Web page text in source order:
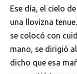
Ese día, el cielo
una llovizna
se colocó con
mano, se dirigió
dicho que esa